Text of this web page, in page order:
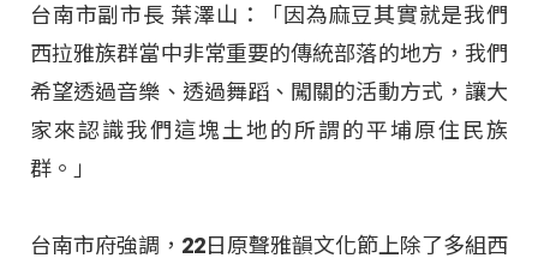
台南市副市長 葉澤山：「因為麻豆其實就是我們
西拉雅族群當中非常重要的傳統部落的地方，我們
希望透過音樂、透過舞蹈、闖關的活動方式，讓大
家來認識我們這塊土地的所謂的平埔原住民族
群。」
台南市府強調，22日原聲雅韻文化節上除了多組西